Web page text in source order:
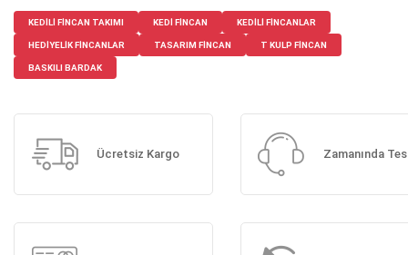
KEDILI FINCAN TAKIMI KEDI FINCAN KEDILI FINCANLAR
HEDIYELIK FINCANLAR TASARIM FINCAN T KULP FINCAN
BASKILI BARDAK
Ücretsiz Kargo Zamanında